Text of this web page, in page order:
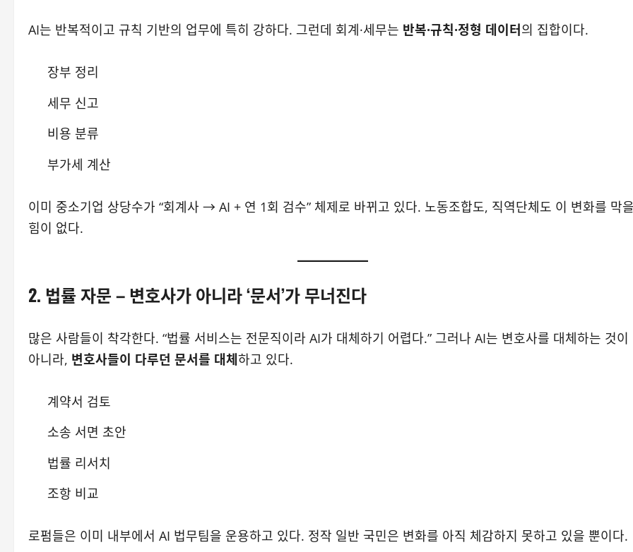
AI는 반복적이고 규칙 기반의 업무에 특히 강하다. 그런데 회계·세무는 반복·규칙·정형 데이터의 집합이다.
장부 정리
세무 신고
비용 분류
부가세 계산
이미 중소기업 상당수가 “회계사 → AI + 연 1회 검수” 체제로 바뀌고 있다. 노동조합도, 직역단체도 이 변화를 막
힘이 없다.
2. 법률 자문 – 변호사가 아니라 ‘문서’가 무너진다
많은 사람들이 착각한다. “법률 서비스는 전문직이라 AI가 대체하기 어렵다.” 그러나 AI는 변호사를 대체하는 것이
아니라, 변호사들이 다루던 문서를 대체하고 있다.
계약서 검토
소송 서면 초안
법률 리서치
조항 비교
로펌들은 이미 내부에서 AI 법무팀을 운용하고 있다. 정작 일반 국민은 변화를 아직 체감하지 못하고 있을 뿐이다.